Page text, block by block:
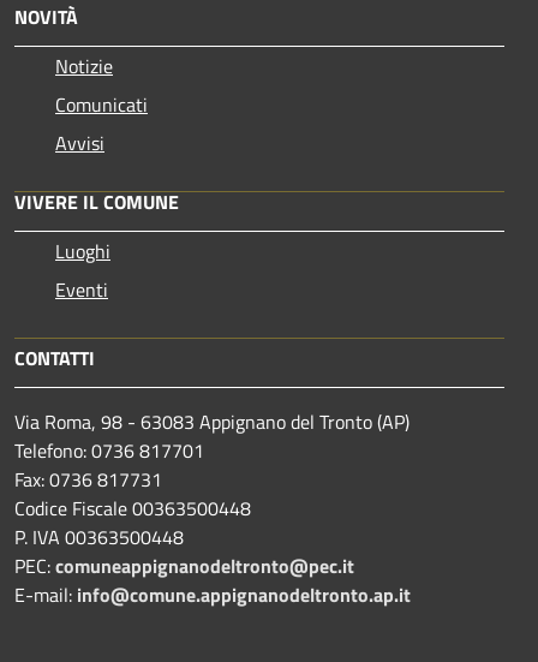
NOVITÀ
Notizie
Comunicati
Avvisi
VIVERE IL COMUNE
Luoghi
Eventi
CONTATTI
Via Roma, 98 - 63083 Appignano del Tronto (AP)
Telefono: 0736 817701
Fax: 0736 817731
Codice Fiscale 00363500448
P. IVA 00363500448
PEC:comuneappignanodeltronto@pec.it
E-mail: info@comune.appignanodeltronto.ap.it